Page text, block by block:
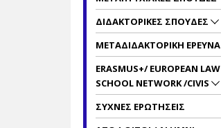
ΔΙΔΑΚΤΟΡΙΚΕΣ ΣΠΟΥΔΕΣ
ΜΕΤΑΔΙΔΑΚΤΟΡΙΚΗ ΕΡΕΥΝΑ
ERASMUS+/ EUROPEAN LAW
SCHOOL NETWORK /CIVIS
ΣΥΧΝΕΣ ΕΡΩΤΗΣΕΙΣ